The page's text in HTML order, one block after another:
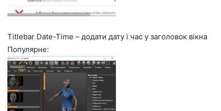
Titlebar Date-Time – додати дату і час у заголовок вікна
Популярне: